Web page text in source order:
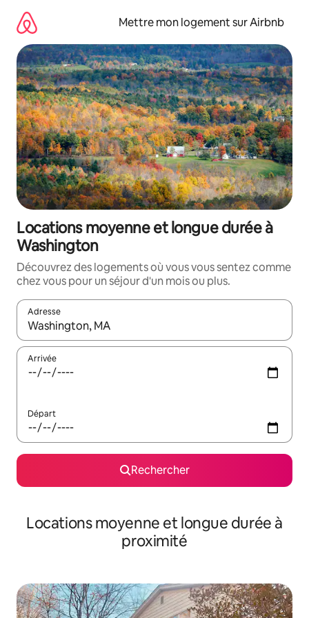
directement
contenu
Mettre mon logement sur Airbnb
Locations moyenne et longue durée à
Washington
Découvrez des logements où vous vous sentez comme
chez vous pour un séjour d'un mois ou plus.
Adresse
Lorsque les résultats s'affichent, utilisez les flèches vers le
Arrivée
Départ
Rechercher
Locations moyenne et longue durée à
proximité